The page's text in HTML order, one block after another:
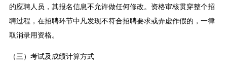
的应聘人员，其报名信息不允许做任何修改。资格审核贯穿整个招
聘过程，在招聘环节中凡发现不符合招聘要求或弄虚作假的，一律
取消录用资格。
（三）考试及成绩计算方式